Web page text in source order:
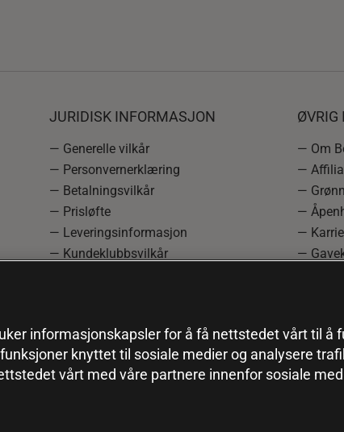
JURIDISK INFORMASJON
— Generelle vilkår
— Personvernerklæring
— Betalningsvilkår
— Prisløfte
— Leveringsinformasjon
— Kundeklubbsvilkår
ØVRIG
— Om
—
—
—
—
—
informasjonskapsler for å få nettstedet vårt til å
knyttet til sosiale medier og analysere
vårt med våre partnere innenfor sosiale